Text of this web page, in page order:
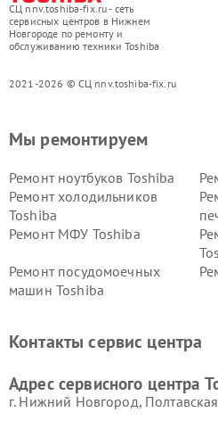
СЦ nnv.toshiba-fix.ru - сеть
сервисных центров в Нижнем
Новгороде по ремонту и
обслуживанию техники Toshiba
2021-2026 © СЦ nnv.toshiba-fix.ru
Мы ремонтируем
Ремонт ноутбуков Toshiba
Ремонт холодильников
Toshiba
Ремонт МФУ Toshiba
Ремонт посудомоечных
машин Toshiba
Контакты сервис центра
Адрес сервисного центра
г. Нижний Новгород,